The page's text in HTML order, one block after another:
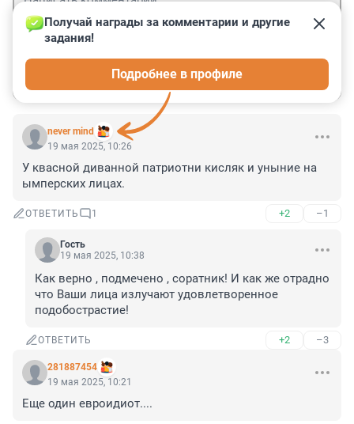
never mind
Получай награды за комментарии и другие
задания!
Подробнее в профиле
19 мая 2025, 10:26
У квасной диванной патриотни кисляк и уныние на
ымперских лицах.
ОТВЕТИТЬ 1 +2 –1
Гость
19 мая 2025, 10:38
Как верно , подмечено , соратник! И как же отрадно
что Ваши лица излучают удовлетворенное
подобострастие!
ОТВЕТИТЬ +2 –3
281887454
19 мая 2025, 10:21
Еще один евроидиот....